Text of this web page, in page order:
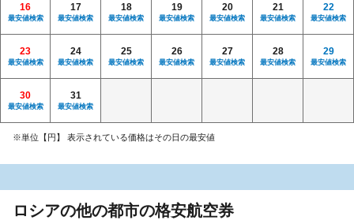
16
最安値検索
17
最安値検索
18
最安値検索
19
最安値検索
20
最安値検索
21
最安値検索
22
最安値検索
23
最安値検索
24
最安値検索
25
最安値検索
26
最安値検索
27
最安値検索
28
最安値検索
29
最安値検索
30
最安値検索
31
最安値検索
※単位【円】 表示されている価格はその日の最安値
ロシアの他の都市の格安航空券